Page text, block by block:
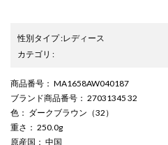
性別タイプ:レディース
カテゴリ :
商品番号 ： MA1658AW040187
ブランド商品番号 ： 27031345 32
色 ： ダークブラウン（32）
重さ ： 250.0g
原産国 ： 中国